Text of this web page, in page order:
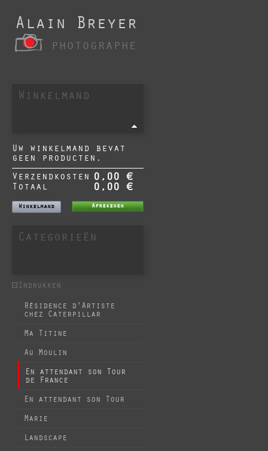
Alain Breyer
photographe
Winkelmand
Uw winkelmand bevat
geen producten.
Verzendkosten 0,00 €
Totaal 0,00 €
Winkelmand Afrekenen
Categorieën
Indrukken
Résidence d'Artiste
chez Caterpillar
Ma Titine
Au Moulin
En attendant son Tour
de France
En attendant son Tour
Marie
Landscape